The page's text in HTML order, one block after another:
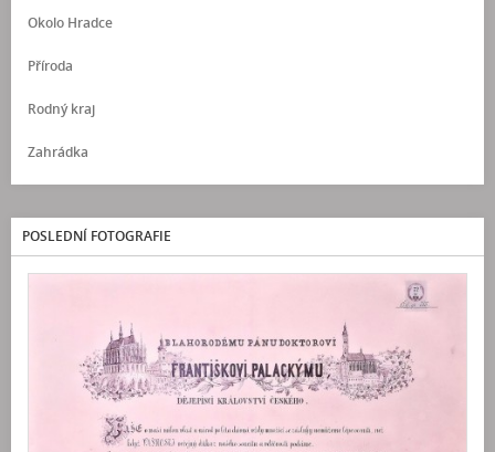
Okolo Hradce
Příroda
Rodný kraj
Zahrádka
POSLEDNÍ FOTOGRAFIE